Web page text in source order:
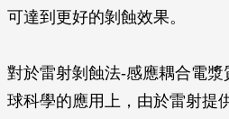
可達到更好的剝蝕效果。
對於雷射剝蝕法-感應耦合電
球科學的應用上，由於雷射提